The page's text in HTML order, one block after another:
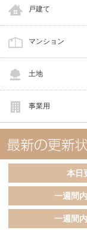
戸建て
マンション
土地
事業用
本日
一週間
一週間